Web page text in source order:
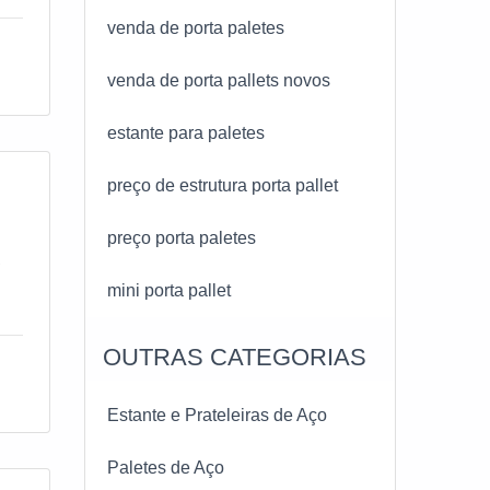
venda de porta paletes
venda de porta pallets novos
estante para paletes
preço de estrutura porta pallet
preço porta paletes
mini porta pallet
OUTRAS CATEGORIAS
Estante e Prateleiras de Aço
Paletes de Aço